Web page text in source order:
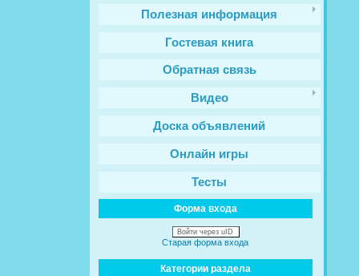
Полезная информация
Гостевая книга
Обратная связь
Видео
Доска объявлений
Онлайн игры
Тесты
Форма входа
Войти через uID
Старая форма входа
Категории раздела